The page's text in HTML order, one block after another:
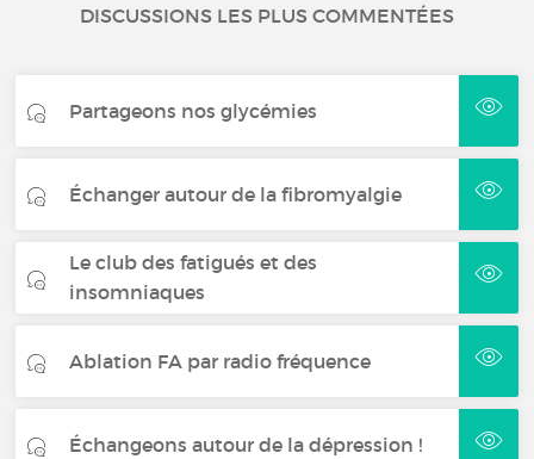
DISCUSSIONS LES PLUS COMMENTÉES
Partageons nos glycémies
Échanger autour de la fibromyalgie
Le club des fatigués et des
insomniaques
Ablation FA par radio fréquence
Échangeons autour de la dépression !